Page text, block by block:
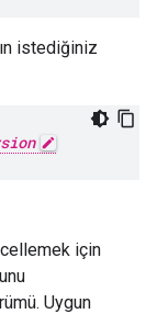
istediğiniz
için
Uygun